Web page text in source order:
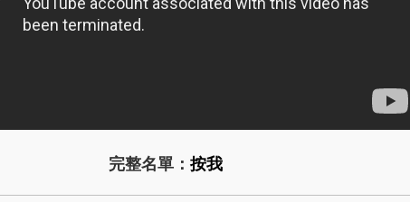
完整名單： 按我